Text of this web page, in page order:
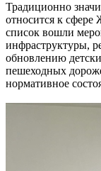
Традиционно
относится к сфере
список вошли
инфраструктуры,
обновлению
пешеходных
нормативное